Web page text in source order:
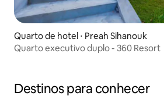
Quarto de hotel ⋅ Preah Sihanouk
Quarto executivo duplo - 360 Resort
Destinos para conhecer